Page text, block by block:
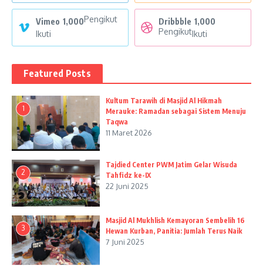
Vimeo 1,000Pengikut
Ikuti
Dribbble 1,000
PengikutIkuti
Featured Posts
1
Kultum Tarawih di Masjid Al Hikmah
Merauke: Ramadan sebagai Sistem Menuju
Taqwa
11 Maret 2026
2
Tajdied Center PWM Jatim Gelar Wisuda
Tahfidz ke-IX
22 Juni 2025
3
Masjid Al Mukhlish Kemayoran Sembelih 16
Hewan Kurban, Panitia: Jumlah Terus Naik
7 Juni 2025